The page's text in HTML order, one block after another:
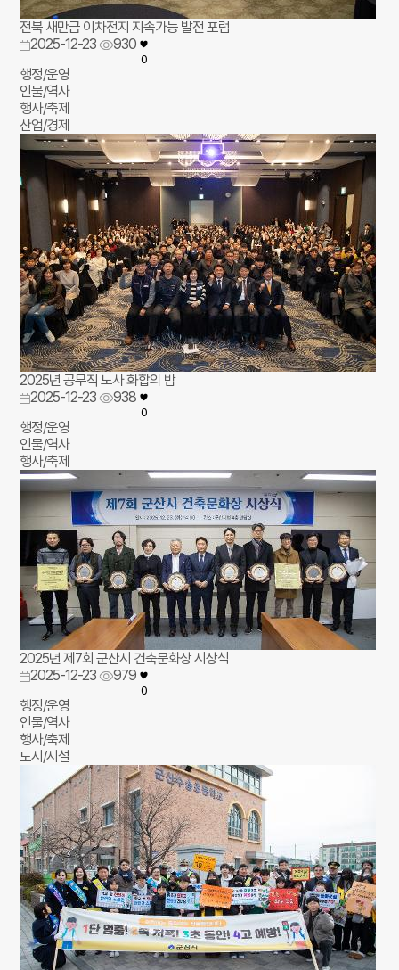
전북 새만금 이차전지 지속가능 발전 포럼
2025-12-23
930
0
행정/운영
인물/역사
행사/축제
산업/경제
2025년 공무직 노사 화합의 밤
2025-12-23
938
0
행정/운영
인물/역사
행사/축제
2025년 제7회 군산시 건축문화상 시상식
2025-12-23
979
0
행정/운영
인물/역사
행사/축제
도시/시설